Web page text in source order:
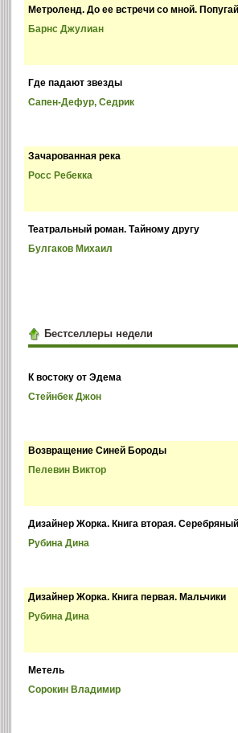
Метроленд. До ее встречи со мной.
Барнс Джулиан
Где падают звезды
Сапен-Дефур, Седрик
Зачарованная река
Росс Ребекка
Театральный роман. Тайному другу
Булгаков Михаил
Бестселлеры недели
К востоку от Эдема
Стейнбек Джон
Возвращение Синей Бороды
Пелевин Виктор
Дизайнер Жорка. Книга вторая.
Рубина Дина
Дизайнер Жорка. Книга первая. Мальчики
Рубина Дина
Метель
Сорокин Владимир